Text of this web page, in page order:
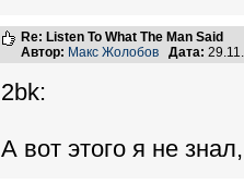
Re: Listen To What The Man Said
Автор: Макс Жолобов Дата:
2bk:
А вот этого я не